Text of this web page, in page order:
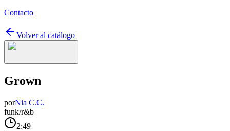
Contacto
Volver al catálogo
Grown
porNia C.C.
funk/r&b
2:49